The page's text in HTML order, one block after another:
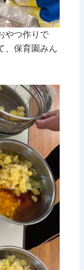
やつ作りで
、保育園みん